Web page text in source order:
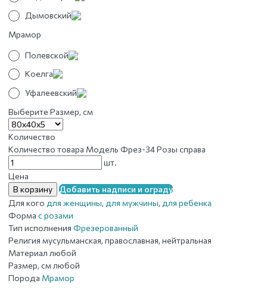
Дымовский
Мрамор
Полевской
Коелга
Уфалеевский
Выберите Размер, см
Количество
Количество товара Модель Фрез-34 Розы справа
шт.
Цена
В корзину
Добавить надписи и ограду
Для кого для женщины, для мужчины, для ребенка
Форма с розами
Тип исполнения Фрезерованный
Религия мусульманская, православная, нейтральная
Материал любой
Размер, см любой
Порода Мрамор